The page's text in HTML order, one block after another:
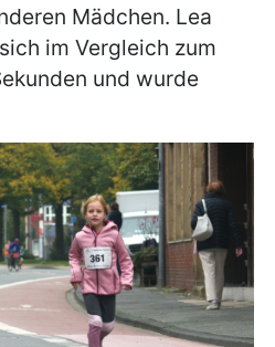
Mädchen. Lea
im Vergleich zum
und wurde